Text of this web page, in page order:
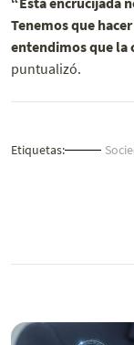
Tenemos que
entendimos que la
puntualizó.
Etiquetas: